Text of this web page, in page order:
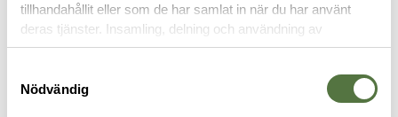
tillhandahållit eller som de har samlat in när du har använt
deras tjänster. Insamling, delning och användning av
personuppgifter kan användas för personalisering av
Nödvändig